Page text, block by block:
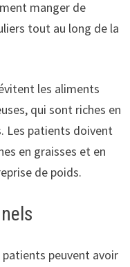
manger de
tout au long de la
les aliments
qui sont riches en
Les patients doivent
en graisses et en
de poids.
patients peuvent avoir